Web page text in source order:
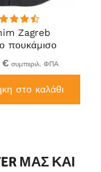
Zagreb
πουκάμισο
€ συμπεριλ. ΦΠΑ
στο καλάθι
ΜΑΣ ΚΑΙ